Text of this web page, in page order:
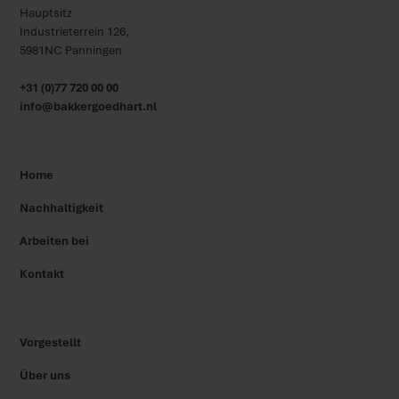
Hauptsitz
Industrieterrein 126,
5981NC Panningen
+31 (0)77 720 00 00
info@bakkergoedhart.nl
Home
Nachhaltigkeit
Arbeiten bei
Kontakt
Vorgestellt
Über uns